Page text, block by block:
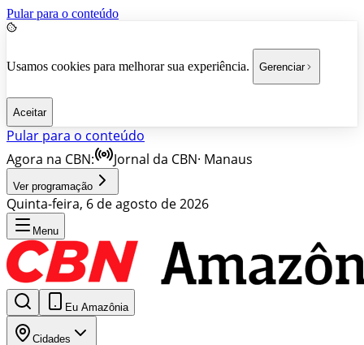
Pular para o conteúdo
Usamos cookies para melhorar sua experiência. Gerenciar
Aceitar
Pular para o conteúdo
Agora na CBN:
Jornal da CBN· Manaus
Ver programação
Quinta-feira, 6 de agosto de 2026
Menu
Eu Amazônia
Cidades